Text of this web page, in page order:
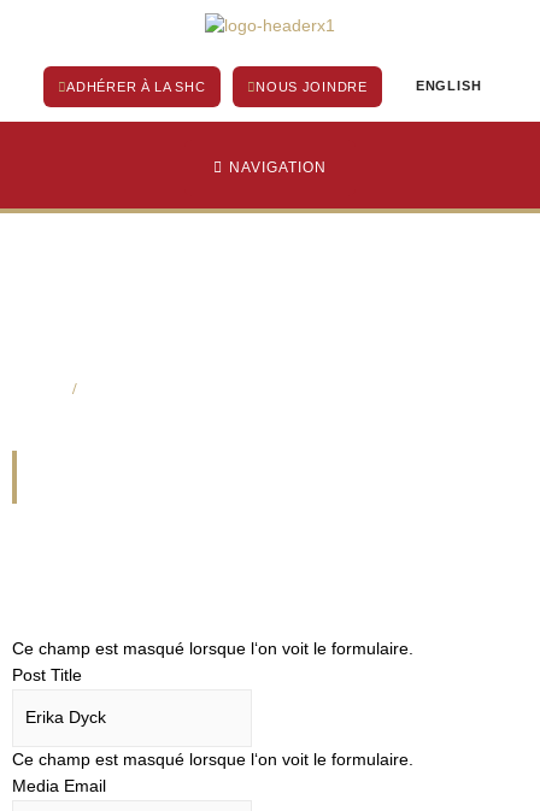
contenu
ADHÉRER À LA SHC NOUS JOINDRE ENGLISH
NAVIGATION
/
Ce champ est masqué lorsque l‘on voit le formulaire.
Post Title
Ce champ est masqué lorsque l‘on voit le formulaire.
Media Email